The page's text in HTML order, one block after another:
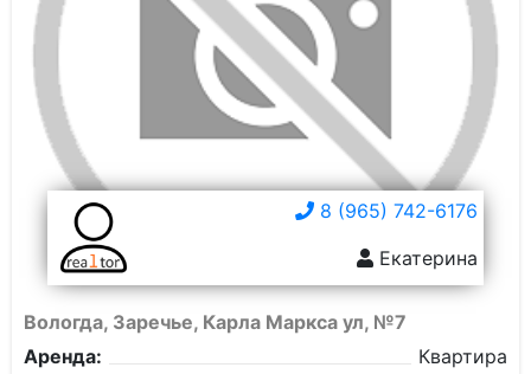
8 (965) 742-6176
Екатерина
Вологда, Заречье, Карла Маркса ул, №7
Аренда:
Квартира